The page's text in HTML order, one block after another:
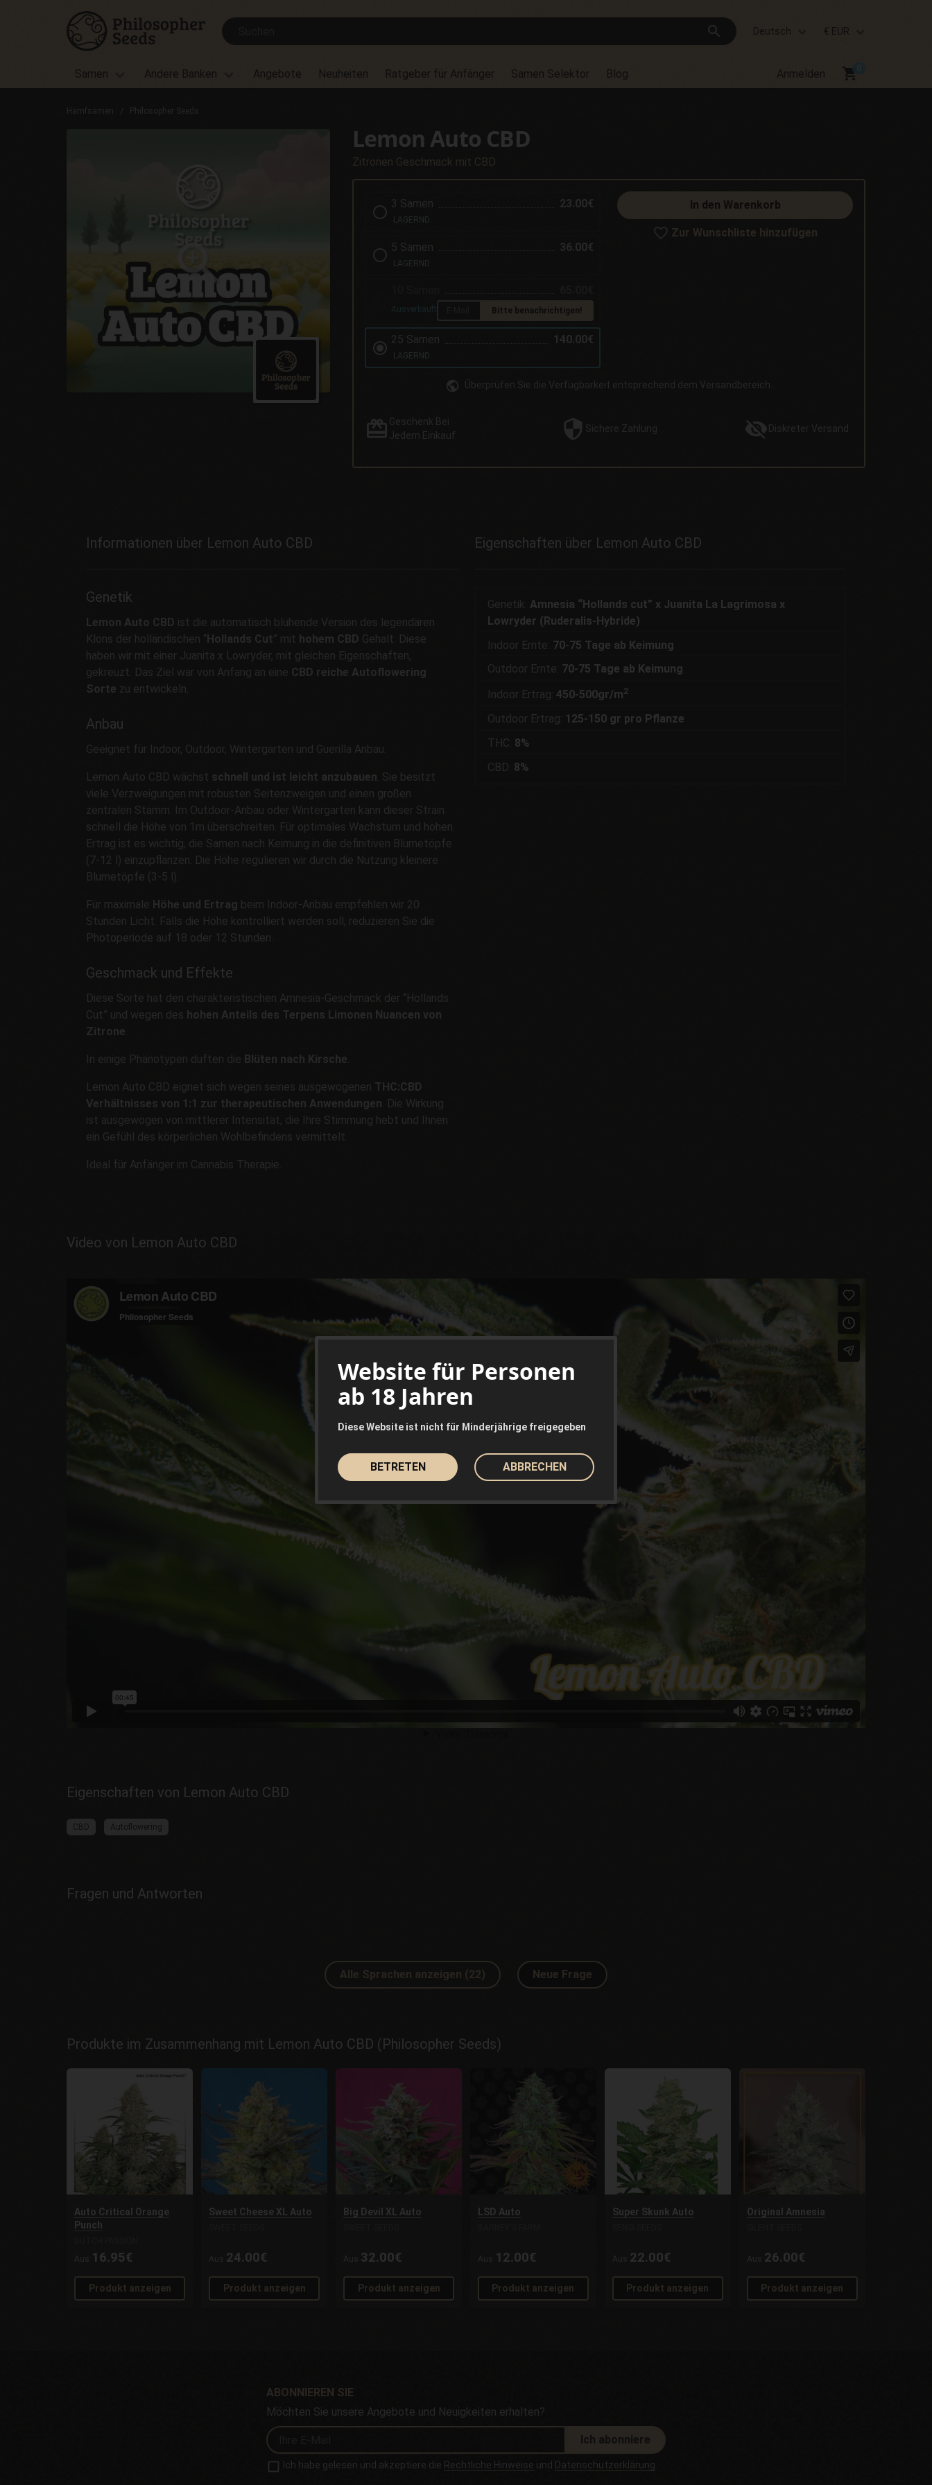
search Deutsch € EUR
Samen Andere Banken Angebote Neuheiten Ratgeber für Anfänger Samen Selektor Blog Anmelden shopping_cart
Hamfsamen Philosopher Seeds
Lemon Auto CBD
Zitronen Geschmack mit CBD
3 Samen 23.00€
LAGERND
5 Samen 36.00€
LAGERND
Ausverkauft Bitte benachrichtigen!
25 Samen 140.00€
LAGERND
In den Warenkorb
Zur Wunschliste hinzufügen
Überprüfen Sie die Verfügbarkeit entsprechend dem Versandbereich.
Geschenk Bei
Jedem Einkauf
Sichere Zahlung Diskreter Versand
Informationen über Lemon Auto CBD
Genetik
Lemon Auto CBD ist die automatisch blühende Version des legendären
Klons der holländischen “Hollands Cut” mit hohem CBD Gehalt. Diese
haben wir mit einer Juanita x Lowryder, mit gleichen Eigenschaften,
gekreuzt. Das Ziel war von Anfang an eine CBD reiche Autoflowering
Sorte zu entwickeln.
Anbau
Geeignet für Indoor, Outdoor, Wintergarten und Guerilla Anbau.
Lemon Auto CBD wächst schnell und ist leicht anzubauen . Sie besitzt
viele Verzweigungen mit robusten Seitenzweigen und einen großen
zentralen Stamm. Im Outdoor-Anbau oder Wintergarten kann dieser Strain
schnell die Höhe von 1m überschreiten. Für optimales Wachstum und hohen
Ertrag ist es wichtig, die Samen nach Keimung in die definitiven Blumetöpfe
(7-12 l) einzupflanzen. Die Höhe regulieren wir durch die Nutzung kleinere
Blumetöpfe (3-5 l).
Für maximale Höhe und Ertrag beim Indoor-Anbau empfehlen wir 20
Stunden Licht. Falls die Höhe kontrolliert werden soll, reduzieren Sie die
Photoperiode auf 18 oder 12 Stunden.
Geschmack und Effekte
Diese Sorte hat den charakteristischen Amnesia-Geschmack der “Hollands
Cut” und wegen des hohen Anteils des Terpens Limonen Nuancen von
Zitrone
In einige Phänotypen duften die Blüten nach Kirsche
Lemon Auto CBD eignet sich wegen seines ausgewogenen THC:CBD
Verhältnisses von 1:1 zur therapeutischen Anwendungen . Die Wirkung
ist ausgewogen von mittlerer Intensität, die Ihre Stimmung hebt und Ihnen
ein Gefühl des körperlichen Wohlbefindens vermittelt.
Ideal für Anfänger im Cannabis Therapie.
Eigenschaften über Lemon Auto CBD
Genetik: Amnesia “Hollands cut” x Juanita La Lagrimosa x
Lowryder (Ruderalis-Hybride)
Indoor Ernte: 70-75 Tage ab Keimung
Outdoor Ernte: 70-75 Tage ab Keimung
Indoor Ertrag: 450-500gr/m2
Outdoor Ertrag: 125-150 gr pro Pflanze
THC: 8%
CBD: 8%
Video von Lemon Auto CBD
Eigenschaften von Lemon Auto CBD
CBD Autoflowering
Fragen und Antworten
Alle Sprachen anzeigen (22) Neue Frage
Produkte im Zusammenhang mit Lemon Auto CBD (Philosopher Seeds)
Auto Critical Orange
Punch
Aus
16.95€
Produkt anzeigen
Sweet Cheese XL Auto
Aus 24.00€
Produkt anzeigen
Big Devil XL Auto
Aus 32.00€
Produkt anzeigen
LSD Auto
Aus 12.00€
Produkt anzeigen
Super Skunk Auto
Aus 22.00€
Produkt anzeigen
Original Amnesia
Aus 26.00€
Produkt anzeigen
ABONNIEREN SIE
Möchten Sie unsere Angebote und Neuigkeiten erhalten?
Ich abonniere
Ich habe gelesen und akzeptiere die Rechtliche Hinweise und Datenschutzerklärung
Website für Personen
ab 18 Jahren
Diese Website ist nicht für Minderjährige freigegeben
BETRETEN ABBRECHEN